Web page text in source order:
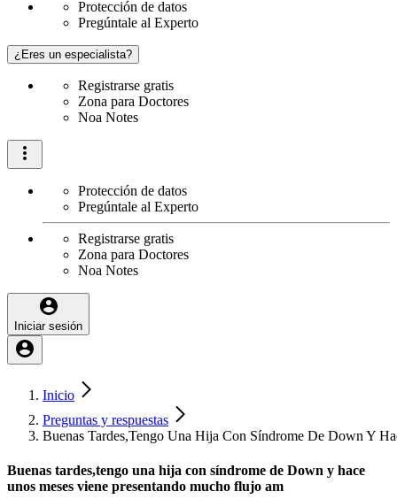
Protección de datos
Pregúntale al Experto
¿Eres un especialista?
Registrarse gratis
Zona para Doctores
Noa Notes
Protección de datos
Pregúntale al Experto
Registrarse gratis
Zona para Doctores
Noa Notes
Iniciar sesión
Inicio
Preguntas y respuestas
Buenas Tardes,Tengo Una Hija Con Síndrome De Down Y
Buenas tardes,tengo una hija con síndrome de Down y hace
unos meses viene presentando mucho flujo am